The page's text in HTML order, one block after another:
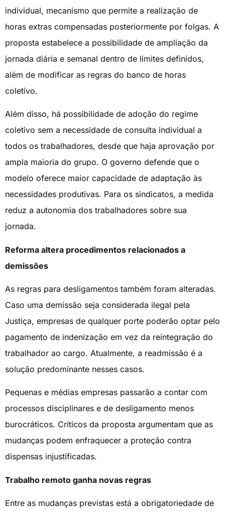
individual, mecanismo que permite a realização de
horas extras compensadas posteriormente por folgas. A
proposta estabelece a possibilidade de ampliação da
jornada diária e semanal dentro de limites definidos,
além de modificar as regras do banco de horas
coletivo.
Além disso, há possibilidade de adoção do regime
coletivo sem a necessidade de consulta individual a
todos os trabalhadores, desde que haja aprovação por
ampla maioria do grupo. O governo defende que o
modelo oferece maior capacidade de adaptação às
necessidades produtivas. Para os sindicatos, a medida
reduz a autonomia dos trabalhadores sobre sua
jornada.
Reforma altera procedimentos relacionados a
demissões
As regras para desligamentos também foram alteradas.
Caso uma demissão seja considerada ilegal pela
Justiça, empresas de qualquer porte poderão optar pelo
pagamento de indenização em vez da reintegração do
trabalhador ao cargo. Atualmente, a readmissão é a
solução predominante nesses casos.
Pequenas e médias empresas passarão a contar com
processos disciplinares e de desligamento menos
burocráticos. Críticos da proposta argumentam que as
mudanças podem enfraquecer a proteção contra
dispensas injustificadas.
Trabalho remoto ganha novas regras
Entre as mudanças previstas está a obrigatoriedade de